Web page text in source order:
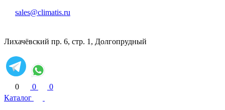
sales@climatis.ru
Лихачёвский пр. 6, стр. 1, Долгопрудный
0 0
0
Каталог